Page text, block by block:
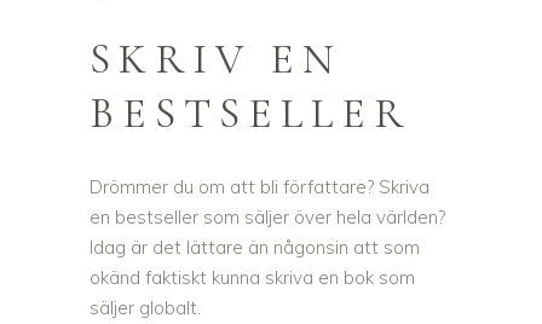
SKRIV EN
BESTSELLER
Drömmer du om att bli författare? Skriva
en bestseller som säljer över hela världen?
Idag är det lättare än någonsin att som
okänd faktiskt kunna skriva en bok som
säljer globalt.